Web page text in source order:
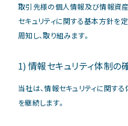
取引先様の個⼈情報及び情報資
セキュリティに関する基本⽅針を
周知し、取り組みます。
1) 情報セキュリティ体制の
当社は、情報セキュリティに関す
を継続します。